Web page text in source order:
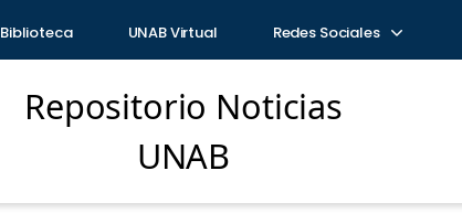
Biblioteca UNAB Virtual Redes Sociales
Repositorio Noticias
UNAB